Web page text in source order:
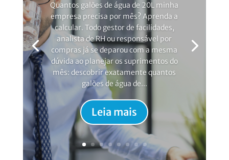
Quantos galões de água de 20L minha
empresa precisa por mês? Aprenda a
calcular. Todo gestor de facilidades,
analista de RH ou responsável por
compras já se deparou com a mesma
dúvida ao planejar os suprimentos do
mês: descobrir exatamente quantos
galões de água de...
Leia mais